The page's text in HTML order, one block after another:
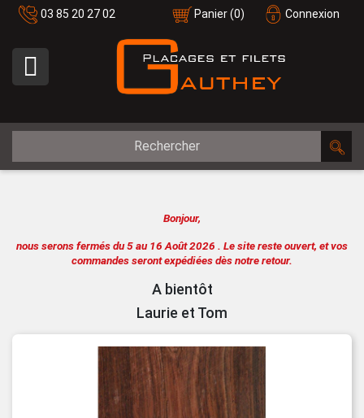
03 85 20 27 02 Connexion
Panier(0)

Bonjour,
nous serons fermés du 5 au 16 Août 2026 . Le site reste ouvert, et vos
commandes seront expédiées dès notre retour.
A bientôt
Laurie et Tom